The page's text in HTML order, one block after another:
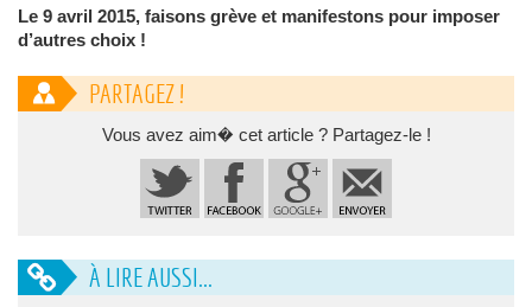
Le 9 avril 2015, faisons grève et manifestons pour imposer
d’autres choix !
PARTAGEZ !
Vous avez aim� cet article ? Partagez-le !
À LIRE AUSSI...